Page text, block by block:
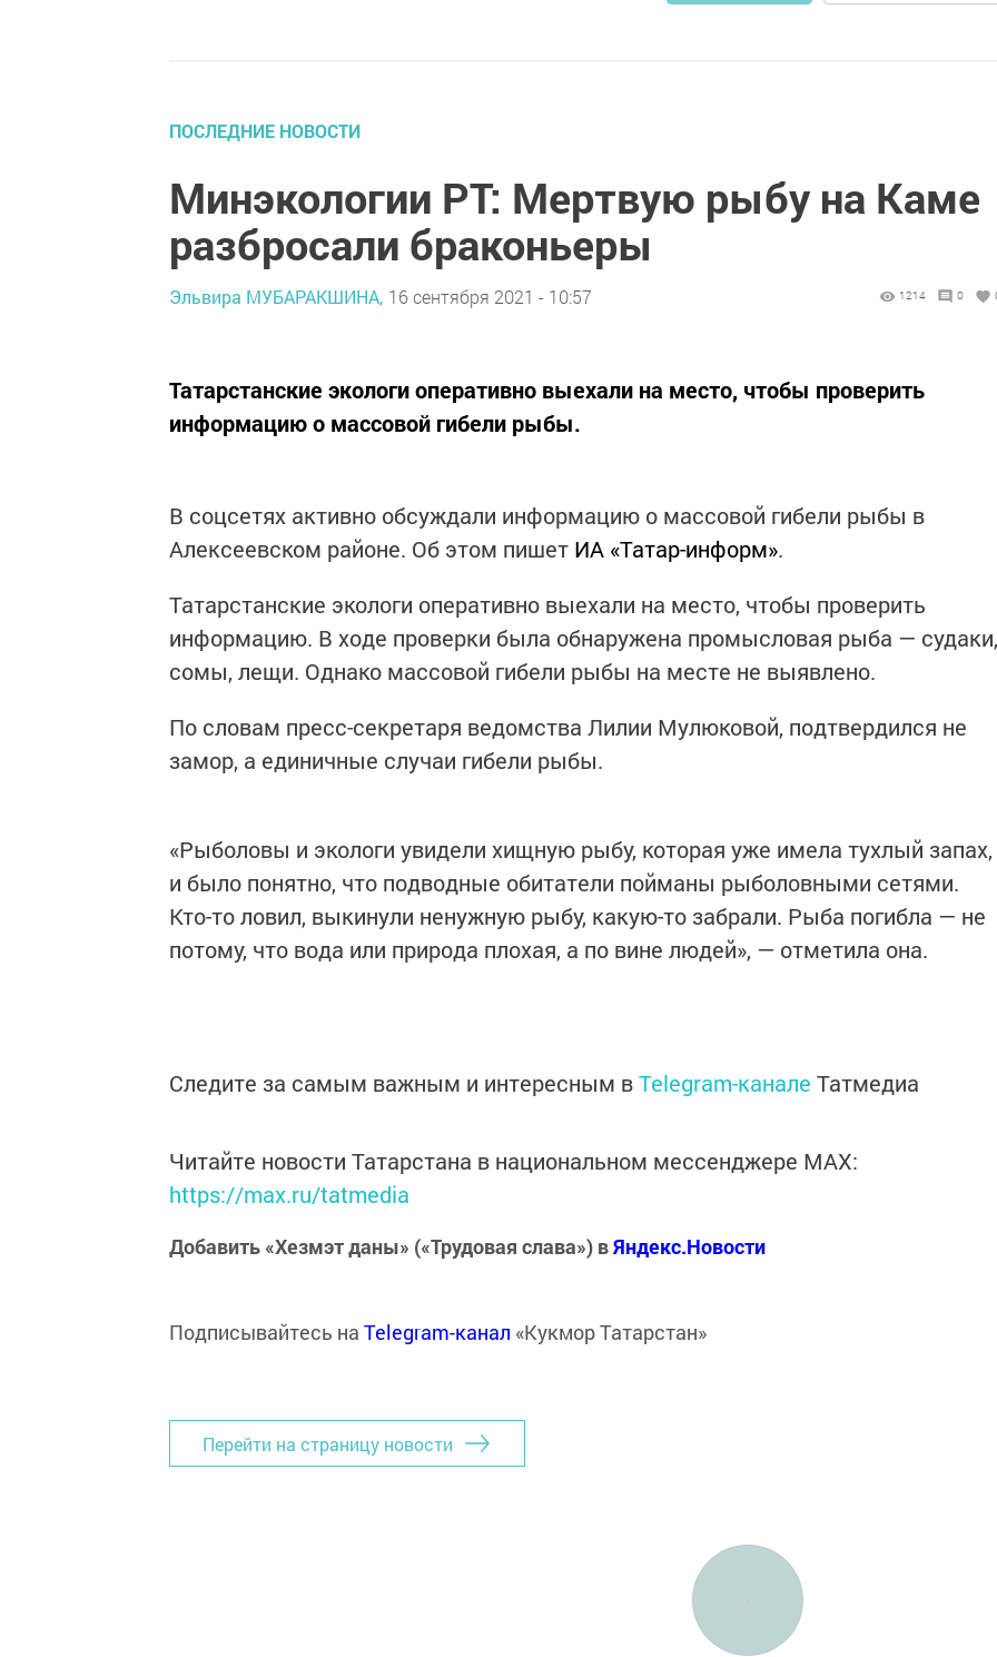
ПОСЛЕДНИЕ НОВОСТИ
Минэкологии РТ: Мертвую рыбу на Каме
разбросали браконьеры
Эльвира МУБАРАКШИНА, 16 сентября 2021 - 10:57 1214 0
Татарстанские экологи оперативно выехали на место, чтобы проверить
информацию о массовой гибели рыбы.
В соцсетях активно обсуждали информацию о массовой гибели рыбы в
Алексеевском районе. Об этом пишет ИА «Татар-информ».
Татарстанские экологи оперативно выехали на место, чтобы проверить
информацию. В ходе проверки была обнаружена промысловая рыба — судаки,
сомы, лещи. Однако массовой гибели рыбы на месте не выявлено.
По словам пресс-секретаря ведомства Лилии Мулюковой, подтвердился не
замор, а единичные случаи гибели рыбы.
«Рыболовы и экологи увидели хищную рыбу, которая уже имела тухлый запах,
и было понятно, что подводные обитатели пойманы рыболовными сетями.
Кто-то ловил, выкинули ненужную рыбу, какую-то забрали. Рыба погибла — не
потому, что вода или природа плохая, а по вине людей», — отметила она.
Следите за самым важным и интересным вTelegram-канале Татмедиа
Читайте новости Татарстана в национальном мессенджере MАХ:
https://max.ru/tatmedia
Добавить «Хезмэт даны» («Трудовая слава») вЯндекс.Новости
Подписывайтесь на Telegram-канал «Кукмор Татарстан»
Перейти на страницу новости